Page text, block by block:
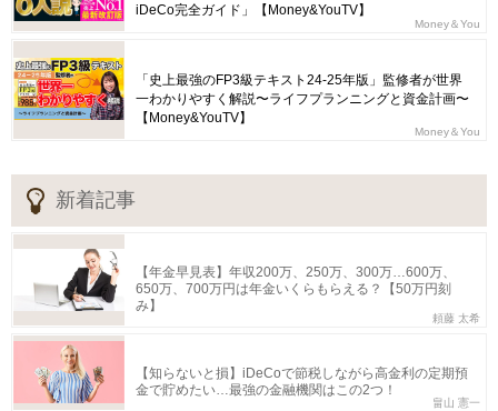
iDeCo完全ガイド」【Money&YouTV】
Money＆You
「史上最強のFP3級テキスト24-25年版」監修者が世界
一わかりやすく解説〜ライフプランニングと資金計画〜
【Money&YouTV】
Money＆You
新着記事
【年金早見表】年収200万、250万、300万…600万、
650万、700万円は年金いくらもらえる？【50万円刻
み】
頼藤 太希
【知らないと損】iDeCoで節税しながら高金利の定期預
金で貯めたい…最強の金融機関はこの2つ！
畠山 憲一